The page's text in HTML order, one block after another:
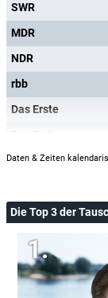
SWR
MDR
NDR
rbb
Das Erste
Daten & Zeiten
Die Top 3 der